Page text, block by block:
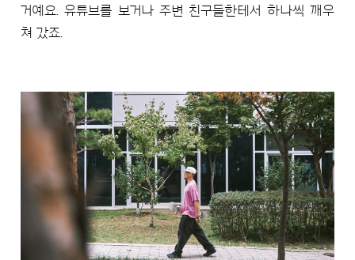
거예요. 유튜브를 보거나 주변 친구들한테서 하나씩 깨우
쳐 갔죠.